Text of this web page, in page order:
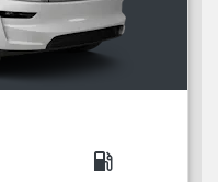
local_gas_station